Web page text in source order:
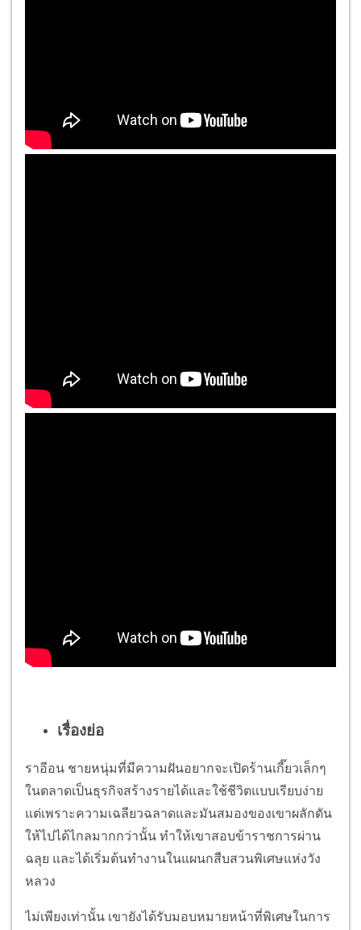
เรื่องย่อ
ราอีอน ชายหนุ่มที่มีความฝันอยากจะเปิดร้านเกี๊ยวเล็กๆ
ในตลาดเป็นธุรกิจสร้างรายได้และใช้ชีวิตแบบเรียบง่าย
แต่เพราะความเฉลียวฉลาดและมันสมองของเขาผลักดัน
ให้ไปได้ไกลมากกว่านั้น ทำให้เขาสอบข้าราชการผ่าน
ฉลุย และได้เริ่มต้นทำงานในแผนกสืบสวนพิเศษแห่งวัง
หลวง
ไม่เพียงเท่านั้น เขายังได้รับมอบหมายหน้าที่พิเศษในการ